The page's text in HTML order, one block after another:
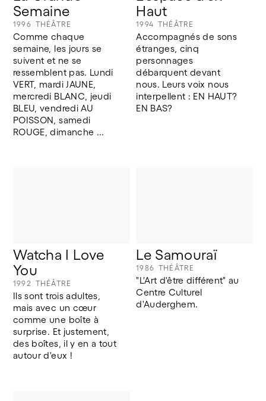
Semaine
1996 THÉÂTRE
Comme chaque
semaine, les jours se
suivent et ne se
ressemblent pas. Lundi
VERT, mardi JAUNE,
mercredi BLANC, jeudi
BLEU, vendredi AU
POISSON, samedi
ROUGE, dimanche ...
Haut
1994 THÉÂTRE
Accompagnés de sons
étranges, cinq
personnages
débarquent devant
nous. Leurs voix nous
interpellent : EN HAUT?
EN BAS?
Watcha I Love
You
1992 THÉÂTRE
Ils sont trois adultes,
mais avec un cœur
comme une boîte à
surprise. Et justement,
des boîtes, il y en a tout
autour d'eux !
Le Samouraï
1986 THÉÂTRE
"L'Art d'être différent" au
Centre Culturel
d'Auderghem.